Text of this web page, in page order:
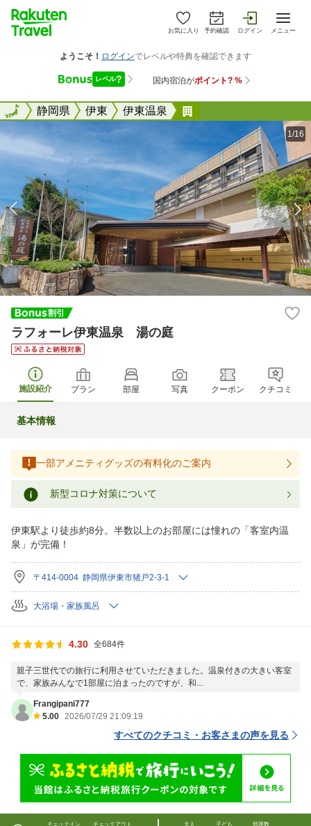
お気に入り 予約確認 ログイン メニュー
全国静岡県 伊東 伊東温泉
全国
1/16
ラフォーレ伊東温泉 湯の庭
施設紹介 プラン 部屋 写真 クーポン クチコミ
基本情報
一部アメニティグッズの有料化のご案内
新型コロナ対策について
伊東駅より徒歩約8分。半数以上のお部屋には憧れの「客室内温
泉」が完備！
〒414-0004 静岡県伊東市猪戸2-3-1
大浴場・家族風呂
4.30 全684件
親子三世代での旅行に利用させていただきました。温泉付きの大きい客室
で、家族みんなで1部屋に泊まったのですが、和...
Frangipani777
5.00 2026/07/29 21:09:19
すべてのクチコミ・お客さまの声を見る
チェックイン チェックアウト 大人 子ども 部屋数